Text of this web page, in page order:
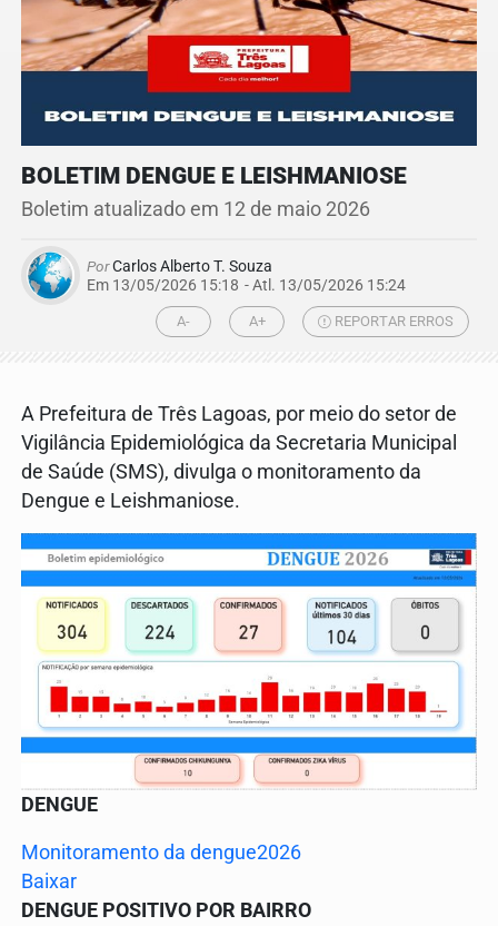
BOLETIM DENGUE E LEISHMANIOSE
Boletim atualizado em 12 de maio 2026
PorCarlos Alberto T. Souza
Em 13/05/2026 15:18 - Atl. 13/05/2026 15:24
A- A+ REPORTAR ERROS
A Prefeitura de Três Lagoas, por meio do setor de
Vigilância Epidemiológica da Secretaria Municipal
de Saúde (SMS), divulga o monitoramento da
Dengue e Leishmaniose.
DENGUE
Monitoramento da dengue2026
Baixar
DENGUE POSITIVO POR BAIRRO